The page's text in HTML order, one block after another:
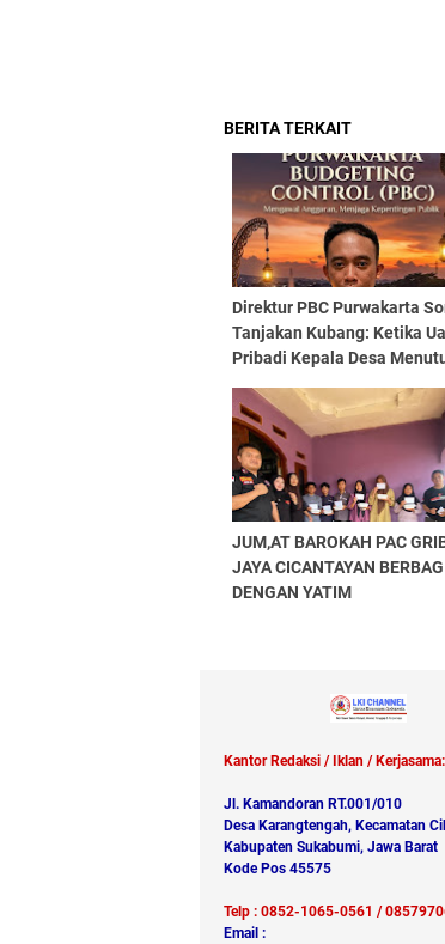
BERITA TERKAIT
Direktur PBC Purwakarta
Tanjakan Kubang: Ketika
Pribadi Kepala Desa
JUM,AT BAROKAH PAC
JAYA CICANTAYAN
DENGAN YATIM
Kantor Redaksi / Iklan / Kerjasama:
Jl. Kamandoran RT.001/010
Desa Karangtengah, Kecamatan
Kabupaten Sukabumi, Jawa Barat
Kode Pos 45575
Telp : 0852-1065-0561 /
Email :